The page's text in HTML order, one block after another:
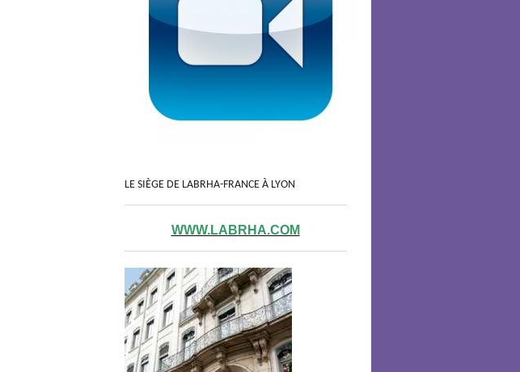
LE SIÈGE DE LABRHA-FRANCE À LYON
WWW.LABRHA.COM